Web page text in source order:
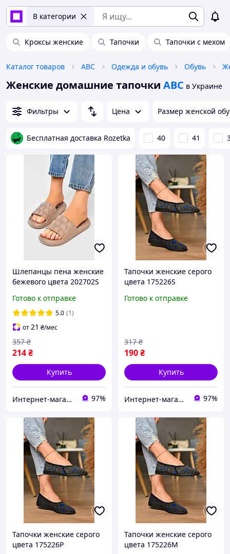
В категории
Кроксы женские Тапочки Тапочки с мехом
Каталог товаров ABC Одежда и обувь Обувь
Женские домашние тапочки ABC в Украине
Фильтры Цена Размер женской
Бесплатная доставка Rozetka 40 41
Шлепанцы пена женские
бежевого цвета 202702S
Готово к отправке
5.0 (1)
от21 ₴/мес
214₴
357 ₴
Купить
Интернет-магазин Soloveiko.com.ua - одежда и обувь для всей семьи, Украина 97%
Тапочки женские серого
цвета 175226S
Готово к отправке
190₴
317 ₴
Купить
Интернет-магазин Soloveiko.com.ua - одежда и обувь для всей семьи, Украина 97%
Тапочки женские серого
цвета 175226P
Тапочки женские серого
цвета 175226M